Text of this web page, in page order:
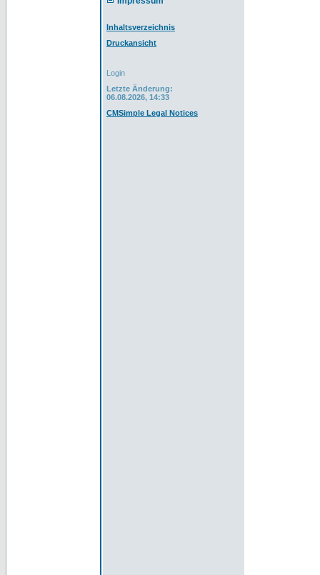
Inhaltsverzeichnis
Druckansicht
Login
Letzte Änderung:
06.08.2026, 14:33
CMSimple Legal Notices